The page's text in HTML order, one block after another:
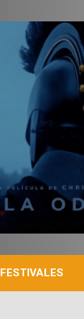
FESTIVALES